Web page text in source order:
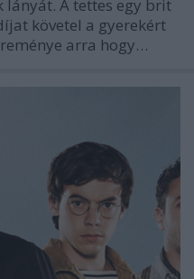
lányát. A tettes egy brit
követel a gyerekért
arra hogy…